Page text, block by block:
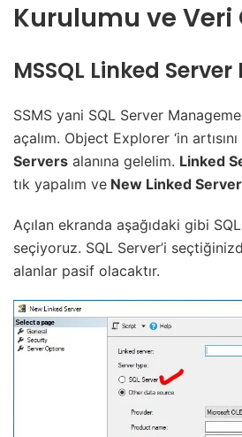
Kurulumu ve Veri
MSSQL Linked
SSMS yani SQL Server
açalım. Object Explorer ‘in
Servers alanına gelelim. Linked
tık yapalım ve New Linked Server
Açılan ekranda aşağıdaki gibi
seçiyoruz. SQL Server’i
alanlar pasif olacaktır.